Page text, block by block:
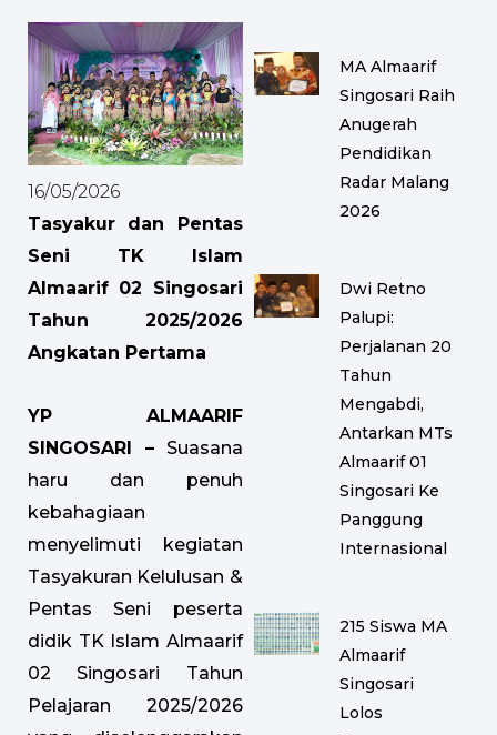
16/05/2026
Tasyakur dan Pentas
Seni TK Islam
Almaarif 02 Singosari
Tahun 2025/2026
Angkatan Pertama
YP ALMAARIF
SINGOSARI –Suasana
haru dan penuh
kebahagiaan
menyelimuti kegiatan
Tasyakuran Kelulusan &
Pentas Seni peserta
didik TK Islam Almaarif
02 Singosari Tahun
Pelajaran 2025/2026
MA Almaarif
Singosari Raih
Anugerah
Pendidikan
Radar Malang
2026
Dwi Retno
Palupi:
Perjalanan 20
Tahun
Mengabdi,
Antarkan MTs
Almaarif 01
Singosari Ke
Panggung
Internasional
215 Siswa MA
Almaarif
Singosari
Lolos